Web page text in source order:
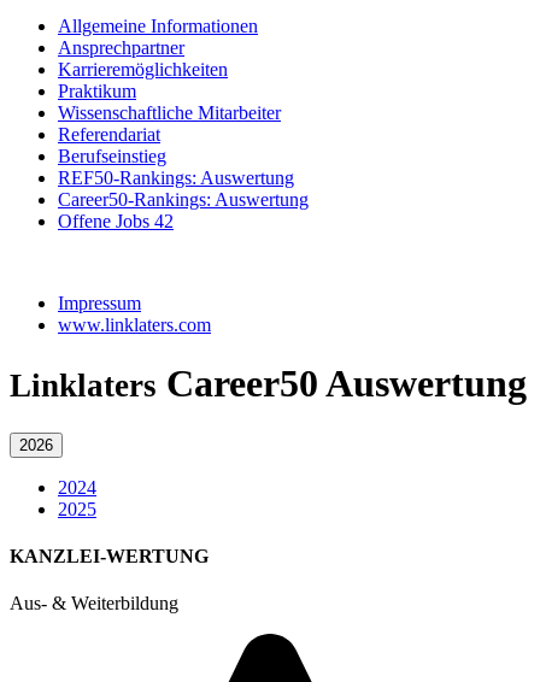
Allgemeine Informationen
Ansprechpartner
Karrieremöglichkeiten
Praktikum
Wissenschaftliche Mitarbeiter
Referendariat
Berufseinstieg
REF50-Rankings: Auswertung
Career50-Rankings: Auswertung
Offene Jobs 42
Impressum
www.linklaters.com
Linklaters Career50 Auswertung
2026
2024
2025
KANZLEI-WERTUNG
Aus- & Weiterbildung